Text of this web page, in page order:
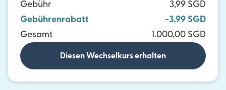
Gebühr
3,99 SGD
Gebührenrabatt
-3,99 SGD
Gesamt
1.000,00 SGD
Diesen Wechselkurs erhalten